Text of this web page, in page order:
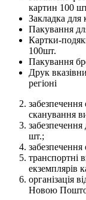
картин 100
Закладка для
Пакування
Картки-
100шт.
Пакування
Друк
регіоні
забезпечення
сканування
шт.;
транспортні
екземплярів
організація
Новою